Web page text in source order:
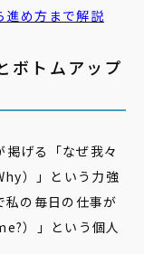
進め方まで解説
ボトムアップ
げる「なぜ我々
）」という力強
私の毎日の仕事が
）」という個人